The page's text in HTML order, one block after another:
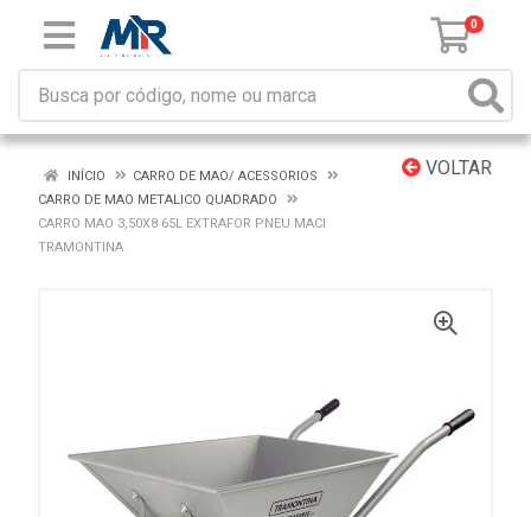
0
VOLTAR
INÍCIO
CARRO DE MAO/ ACESSORIOS
CARRO DE MAO METALICO QUADRADO
CARRO MAO 3,50X8 65L EXTRAFOR PNEU MACI
TRAMONTINA